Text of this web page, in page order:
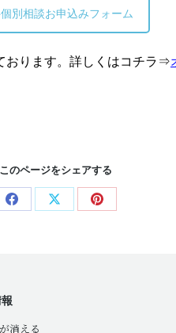
別相談お申込みフォーム
おります。詳しくはコチラ⇒
このページをシェアする
Share Share Share
消える